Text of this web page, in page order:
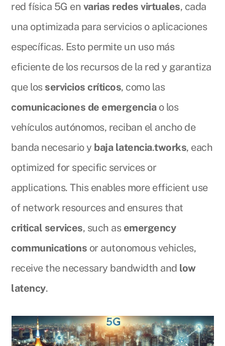
red física 5G en varias redes virtuales, cada
una optimizada para servicios o aplicaciones
específicas. Esto permite un uso más
eficiente de los recursos de la red y garantiza
que los servicios críticos, como las
comunicaciones de emergenciao los
vehículos autónomos, reciban el ancho de
banda necesario y baja latencia.tworks, each
optimized for specific services or
applications. This enables more efficient use
of network resources and ensures that
critical services, such as emergency
communications or autonomous vehicles,
receive the necessary bandwidth and low
latency.